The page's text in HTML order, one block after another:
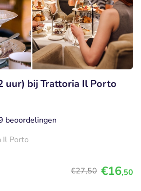
uur) bij Trattoria Il Porto
beoordelingen
Il Porto
€27,50 €16,50